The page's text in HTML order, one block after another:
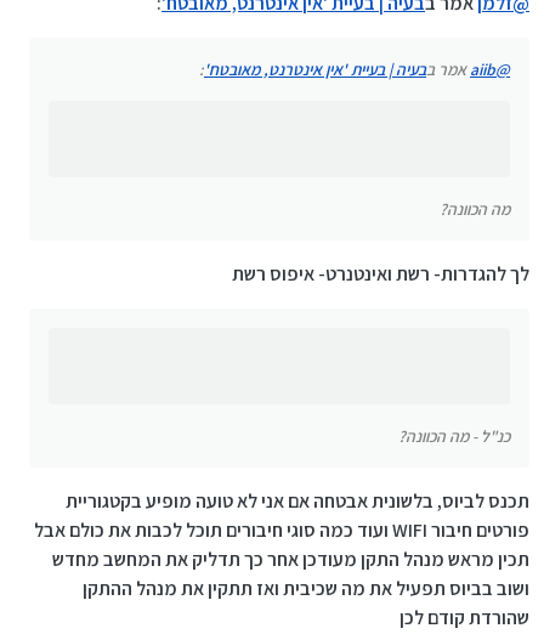
מה הכוונה? @
aiibאמר בבעיה | בעיית 'אין אינטרנט, מאובטח':
מה הכוונה?
לך להגדרות- רשת ואינטנרט- איפוס רשת
כנ"ל - מה הכוונה?
תכנס לביוס, בלשונית אבטחה אם אני לא טועה מופיע בקטגוריית
פורטים חיבור WIFI ועוד כמה סוגי חיבורים תוכל לכבות את כולם אבל
תכין מראש מנהל התקן מעודכן אחר כך תדליק את המחשב מחדש
ושוב בביוס תפעיל את מה שכיבית ואז תתקין את מנהל ההתקן
שהורדת קודם לכן